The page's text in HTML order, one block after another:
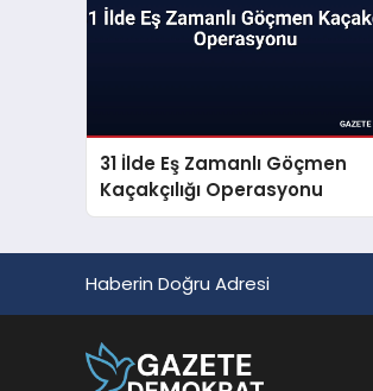
31 İlde Eş Zamanlı Göçmen
Kaçakçılığı Operasyonu
Haberin Doğru Adresi